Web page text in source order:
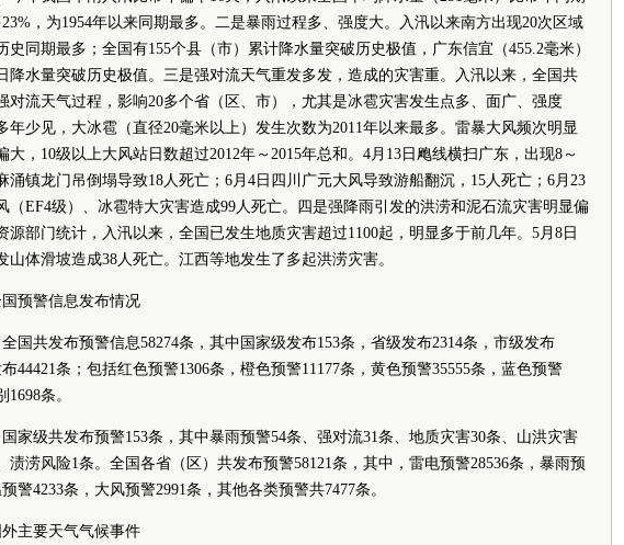
23%，为1954年以来同期最多。二是暴雨过程多、强度大。入汛以来南方出现20次区域
史同期最多；全国有155个县（市）累计降水量突破历史极值，广东信宜（455.2毫米）
降水量突破历史极值。三是强对流天气重发多发，造成的灾害重。入汛以来，全国共
对流天气过程，影响20多个省（区、市），尤其是冰雹灾害发生点多、面广、强度
年少见，大冰雹（直径20毫米以上）发生次数为2011年以来最多。雷暴大风频次明显
大，10级以上大风站日数超过2012年～2015年总和。4月13日飑线横扫广东，出现8～
涌镇龙门吊倒塌导致18人死亡；6月4日四川广元大风导致游船翻沉，15人死亡；6月23
（EF4级）、冰雹特大灾害造成99人死亡。四是强降雨引发的洪涝和泥石流灾害明显偏
源部门统计，入汛以来，全国已发生地质灾害超过1100起，明显多于前几年。5月8日
山体滑坡造成38人死亡。江西等地发生了多起洪涝灾害。
国预警信息发布情况
全国共发布预警信息58274条，其中国家级发布153条，省级发布2314条，市级发布
44421条；包括红色预警1306条，橙色预警11177条，黄色预警35555条，蓝色预警
条。
国家级共发布预警153条，其中暴雨预警54条、强对流31条、地质灾害30条、山洪灾害
渍涝风险1条。全国各省（区）共发布预警58121条，其中，雷电预警28536条，暴雨预
警4233条，大风预警2991条，其他各类预警共7477条。
外主要天气气候事件